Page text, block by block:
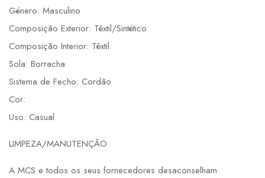
Género: Masculino
Composição Exterior: Têxtil/Sintético
Composição Interior: Têxtil
Sola: Borracha
Sistema de Fecho: Cordão
Cor:
Uso: Casual
LIMPEZA/MANUTENÇÃO
A MCS e todos os seus fornecedores desaconselham